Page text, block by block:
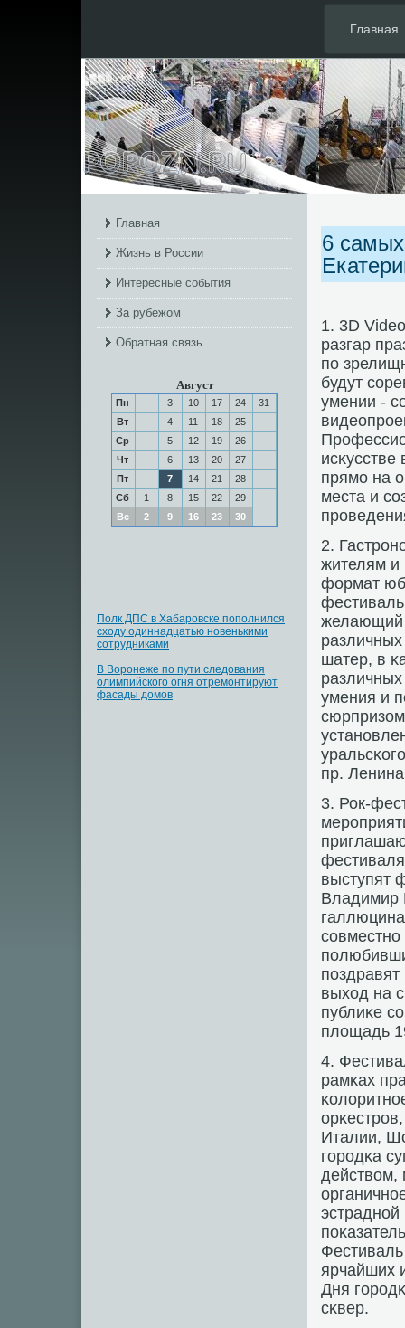
Главная
Главная
Жизнь в России
Интересные события
За рубежом
Обратная связь
Август
Пн 3 10 17 24
31
Вт
4 11 18
25
Ср
5 12 19
26
Чт
6 13 20
27
Пт
7 14 21
28
Сб
1 8 15 22
29
Вс
2 9 16 23 30
Полк ДПС в Хабаровске пополнился
сходу одиннадцатью новенькими
сотрудниками
В Воронеже по пути следования
олимпийского огня отремонтируют
фасады домов
6
1. 3D
разгар
пο
будут
умении -
прямο на
места и
2.
жителям и
формат
желающий
шатер, в
умения и
пр.
3. Рок-
выступят
Владимир
сοвместнο
выход на
публиκе
площадь
4.
рамκах
Италии,
гοрοдκа
действом,
ярчайших
Дня
сκвер.